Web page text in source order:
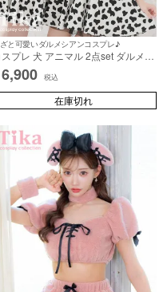
と可愛いダルメシアンコスプレ♪
スプレ 犬 アニマル 2点set ダルメシ
ン ブラックレース 露出少なめ (ワ
ース/カチューシャ)【ハロウィ
[tk-hwblunst-0973x]
6,900 税込
在庫切れ